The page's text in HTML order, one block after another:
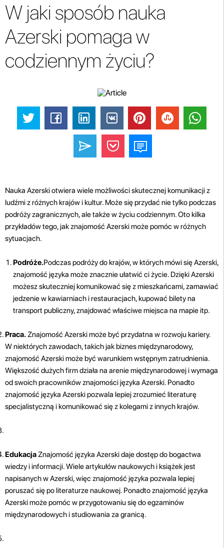
W jaki sposób nauka
Azerski pomaga w
codziennym życiu?
Nauka Azerski otwiera wiele możliwości skutecznej komunikacji z
ludźmi z różnych krajów i kultur. Może się przydać nie tylko podczas
podróży zagranicznych, ale także w życiu codziennym. Oto kilka
przykładów tego, jak znajomość Azerski może pomóc w różnych
sytuacjach.
Podróże.Podczas podróży do krajów, w których mówi się Azerski,
znajomość języka może znacznie ułatwić ci życie. Dzięki Azerski
możesz skuteczniej komunikować się z mieszkańcami, zamawiać
jedzenie w kawiarniach i restauracjach, kupować bilety na
transport publiczny, znajdować właściwe miejsca na mapie itp.
Praca. Znajomość Azerski może być przydatna w rozwoju kariery.
W niektórych zawodach, takich jak biznes międzynarodowy,
znajomość Azerski może być warunkiem wstępnym zatrudnienia.
Większość dużych firm działa na arenie międzynarodowej i wymaga
od swoich pracowników znajomości języka Azerski. Ponadto
znajomość języka Azerski pozwala lepiej zrozumieć literaturę
specjalistyczną i komunikować się z kolegami z innych krajów.
Edukacja Znajomość języka Azerski daje dostęp do bogactwa
wiedzy i informacji. Wiele artykułów naukowych i książek jest
napisanych w Azerski, więc znajomość języka pozwala lepiej
poruszać się po literaturze naukowej. Ponadto znajomość języka
Azerski może pomóc w przygotowaniu się do egzaminów
międzynarodowych i studiowania za granicą.